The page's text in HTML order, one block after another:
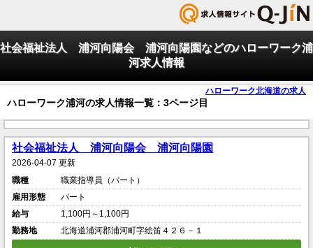
社会福祉法人 浦河向陽会 浦河向陽園などのハローワーク浦
河求人情報
ハローワーク北海道の求人
ハローワーク浦河の求人情報一覧：3ページ目
社会福祉法人 浦河向陽会 浦河向陽園
2026-04-07 更新
職種
職業指導員（パート）
雇用形態
パート
給与
1,100円～1,100円
勤務地
北海道浦河郡浦河町字絵笛４２６－１